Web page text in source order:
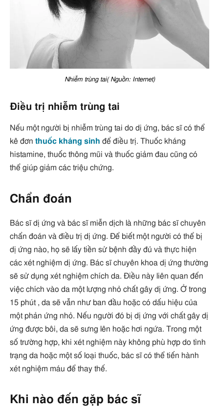
Nhiễm trùng tai( Nguồn: Internet)
Điều trị nhiễm trùng tai
Nếu một người bị nhiễm trùng tai do dị ứng, bác sĩ có thể
kê đơn thuốc kháng sinh để điều trị. Thuốc kháng
histamine, thuốc thông mũi và thuốc giảm đau cũng có
thể giúp giảm các triệu chứng.
Chẩn đoán
Bác sĩ dị ứng và bác sĩ miễn dịch là những bác sĩ chuyên
chẩn đoán và điều trị dị ứng. Để biết một người có thể bị
dị ứng nào, họ sẽ lấy tiền sử bệnh đầy đủ và thực hiện
các xét nghiệm dị ứng. Bác sĩ chuyên khoa dị ứng thường
sẽ sử dụng xét nghiệm chích da. Điều này liên quan đến
việc chích vào da một lượng nhỏ chất gây dị ứng. Ở trong
15 phút , da sẽ vẫn như ban đầu hoặc có dấu hiệu của
một phản ứng nhỏ. Nếu người đó bị dị ứng với chất gây dị
ứng được bôi, da sẽ sưng lên hoặc hơi ngứa. Trong một
số trường hợp, khi xét nghiệm này không phù hợp do tình
trạng da hoặc một số loại thuốc, bác sĩ có thể tiến hành
xét nghiệm máu để thay thế.
Khi nào đến gặp bác sĩ